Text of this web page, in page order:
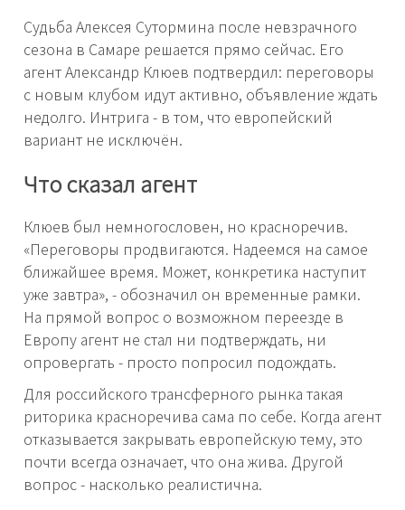
Судьба Алексея Сутормина после невзрачного
сезона в Самаре решается прямо сейчас. Его
агент Александр Клюев подтвердил: переговоры
с новым клубом идут активно, объявление ждать
недолго. Интрига - в том, что европейский
вариант не исключён.
Что сказал агент
Клюев был немногословен, но красноречив.
«Переговоры продвигаются. Надеемся на самое
ближайшее время. Может, конкретика наступит
уже завтра», - обозначил он временные рамки.
На прямой вопрос о возможном переезде в
Европу агент не стал ни подтверждать, ни
опровергать - просто попросил подождать.
Для российского трансферного рынка такая
риторика красноречива сама по себе. Когда агент
отказывается закрывать европейскую тему, это
почти всегда означает, что она жива. Другой
вопрос - насколько реалистична.